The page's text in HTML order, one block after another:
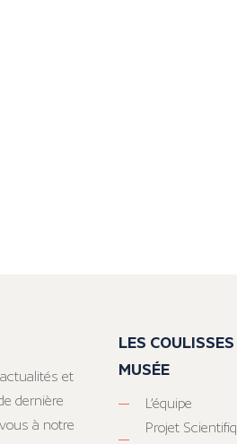
et
dernière
à notre
LES
MUSÉE
L’équipe
Projet